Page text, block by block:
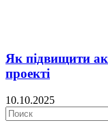
Як підвищити
проекті
10.10.2025